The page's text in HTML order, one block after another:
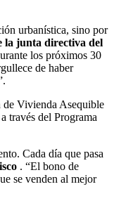
urbanística, sino por
la junta directiva del
los próximos 30
de haber
de Vivienda Asequible
través del Programa
Cada día que pasa
. “El bono de
se venden al mejor